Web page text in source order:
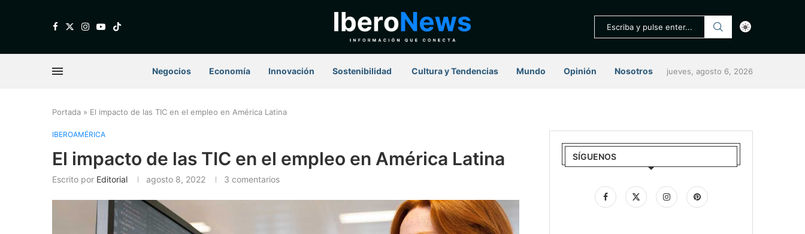
Negocios Economía Innovación Sostenibilidad ⁠ Cultura y Tendencias Mundo Opinión Nosotros jueves, agosto 6, 2026
Portada » El impacto de las TIC en el empleo en América Latina
IBEROAMÉRICA
El impacto de las TIC en el empleo en América Latina
Escrito por Editorial agosto 8, 2022 3 comentarios
SÍGUENOS